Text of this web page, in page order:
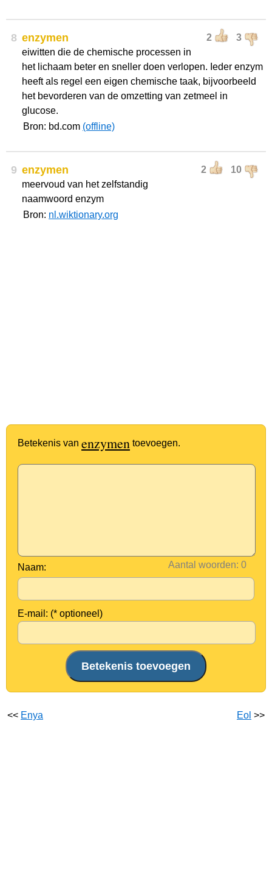
8 2 3
enzymen
eiwitten die de chemische processen in
het lichaam beter en sneller doen verlopen. Ieder enzym
heeft als regel een eigen chemische taak, bijvoorbeeld
het bevorderen van de omzetting van zetmeel in
glucose.
Bron: bd.com (offline)
9 2 10
enzymen
meervoud van het zelfstandig
naamwoord enzym
Bron: nl.wiktionary.org
Betekenis van enzymen toevoegen.
Aantal woorden:
Naam:
E-mail: (* optioneel)
<< Enya Eol >>